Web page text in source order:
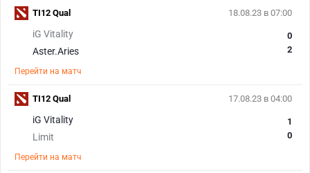
18.08.23 в 07:00
iG Vitality
Aster.Aries
0
2
Перейти на матч
TI12 Qual
17.08.23 в 04:00
iG Vitality
Limit
1
0
Перейти на матч
TI12 Qual